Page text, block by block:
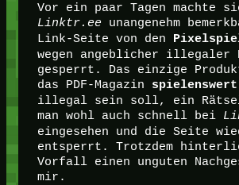
Vor ein paar Tagen machte
Linktr.eeunangenehm
Link-Seite von den
wegen angeblicher illegaler
gesperrt. Das einzige
das PDF-Magazin
illegal sein soll, ein
man wohl auch schnell bei
eingesehen und die Seite
entsperrt. Trotzdem
Vorfall einen unguten
mir.